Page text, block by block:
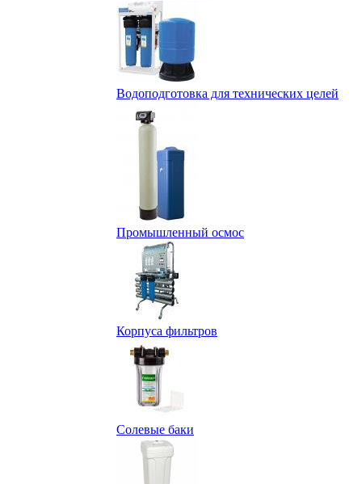
Водоподготовка для технических целей
Промышленный осмос
Корпуса фильтров
Солевые баки